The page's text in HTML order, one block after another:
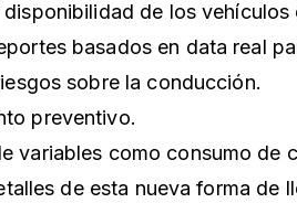
de los vehículos
basados en data real
sobre la conducción.
preventivo.
variables como consumo de
de esta nueva forma de